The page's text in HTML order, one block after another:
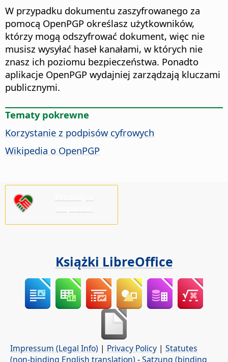
W przypadku dokumentu zaszyfrowanego za
pomocą OpenPGP określasz użytkowników,
którzy mogą odszyfrować dokument, więc nie
musisz wysyłać haseł kanałami, w których nie
znasz ich poziomu bezpieczeństwa. Ponadto
aplikacje OpenPGP wydajniej zarządzają kluczami
publicznymi.
Tematy pokrewne
Korzystanie z podpisów cyfrowych
Wikipedia o OpenPGP
Książki LibreOffice
Impressum (Legal Info) | Privacy Policy | Statutes
(non-binding English translation) -Satzung (binding